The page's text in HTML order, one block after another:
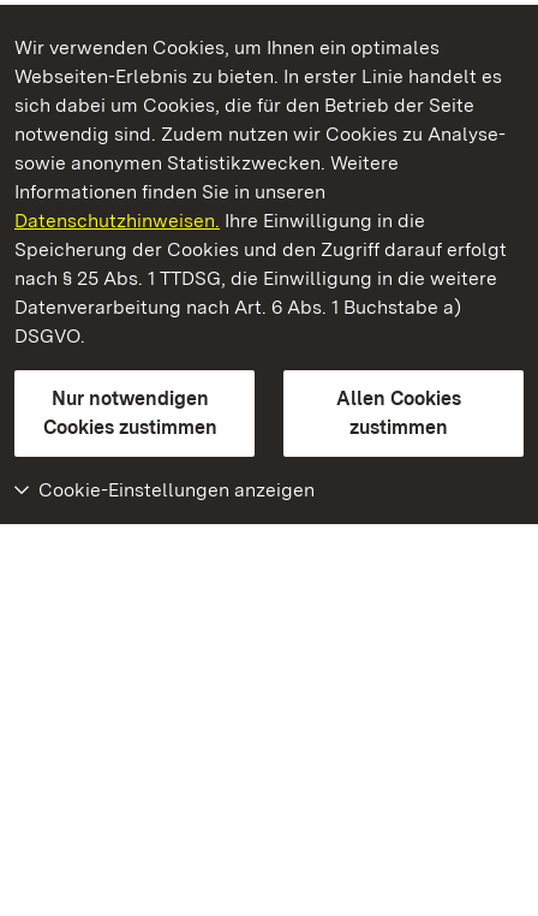
Wir verwenden Cookies, um Ihnen ein optimales
Webseiten-Erlebnis zu bieten. In erster Linie handelt es
sich dabei um Cookies, die für den Betrieb der Seite
notwendig sind. Zudem nutzen wir Cookies zu Analyse-
sowie anonymen Statistikzwecken. Weitere
Informationen finden Sie in unseren
Datenschutzhinweisen. Ihre Einwilligung in die
Speicherung der Cookies und den Zugriff darauf erfolgt
nach § 25 Abs. 1 TTDSG, die Einwilligung in die weitere
Datenverarbeitung nach Art. 6 Abs. 1 Buchstabe a)
DSGVO.
Nur notwendigen
Cookies zustimmen
Allen Cookies
zustimmen
Cookie-Einstellungen anzeigen
Kommen. Staunen. Genießen.
Staatliche Schlösser und Gärten Baden‑Württemberg
Staatliche Schlösser und Gärten Baden-Württemberg
Kontakt
GebärdenspracheLeichte Sprache
Erklärung zur Barrierefreiheit
BITV-konform (geprüfte Seiten)
Weiteres